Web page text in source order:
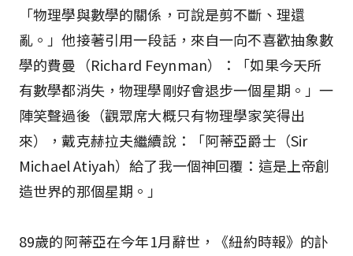
「物理學與數學的關係，可說是剪不斷、理還
亂。」他接著引用一段話，來自一向不喜歡抽象數
學的費曼（Richard Feynman）：「如果今天所
有數學都消失，物理學剛好會退步一個星期。」一
陣笑聲過後（觀眾席大概只有物理學家笑得出
來），戴克赫拉夫繼續說：「阿蒂亞爵士（Sir
Michael Atiyah）給了我一個神回覆：這是上帝創
造世界的那個星期。」
89歲的阿蒂亞在今年1月辭世，《紐約時報》的訃